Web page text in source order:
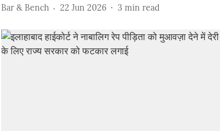
Bar & Bench 22 Jun 2026 3 min read